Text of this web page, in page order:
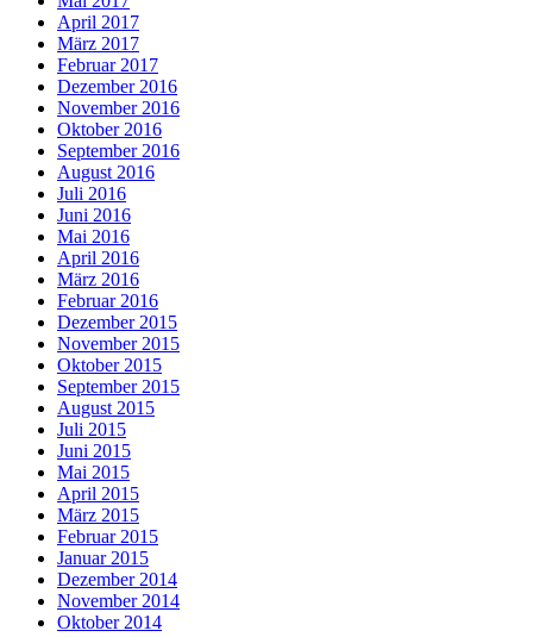
April 2017
März 2017
Februar 2017
Dezember 2016
November 2016
Oktober 2016
September 2016
August 2016
Juli 2016
Juni 2016
Mai 2016
April 2016
März 2016
Februar 2016
Dezember 2015
November 2015
Oktober 2015
September 2015
August 2015
Juli 2015
Juni 2015
Mai 2015
April 2015
März 2015
Februar 2015
Januar 2015
Dezember 2014
November 2014
Oktober 2014